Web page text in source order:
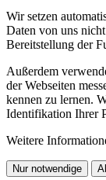
Wir setzen
Daten von uns
Bereitstellung der
Außerdem
der Webseiten
kennen zu lernen.
Identifikation Ihrer
Weitere
Nur notwendige